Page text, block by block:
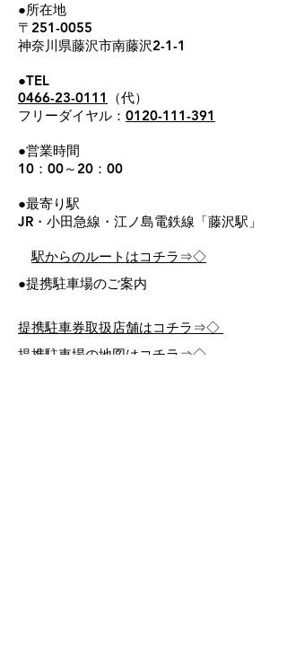
●所在地
〒251-0055
神奈川県藤沢市南藤沢2-1-1
●TEL
0466-23-0111
（代）
フリーダイヤル： 0120-111-391
●営業時間
10：00～20：00
●最寄り駅
JR・小田急線・江ノ島電鉄線「藤沢駅」
​駅からのルートはコチラ⇒◇
●提携駐車場のご案内
提携駐車券取扱店舗はコチラ⇒◇
提携駐車場の地図はコチラ⇒◇